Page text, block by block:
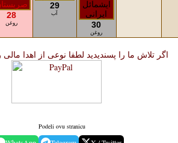
28
روغن
29
آب
30
روغن
اگر تلاش ما را پسندیدید لطفا نوعی از اهدا مالی
Podeli ovu stranicu